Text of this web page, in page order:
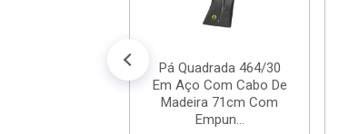
Pá Quadrada 464/30
Em Aço Com Cabo De
Madeira 71cm Com
Empun...